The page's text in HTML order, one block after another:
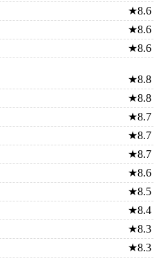
★8.6
★8.6
★8.6
★8.8
★8.8
★8.7
★8.7
★8.7
★8.6
★8.5
★8.4
★8.3
★8.3